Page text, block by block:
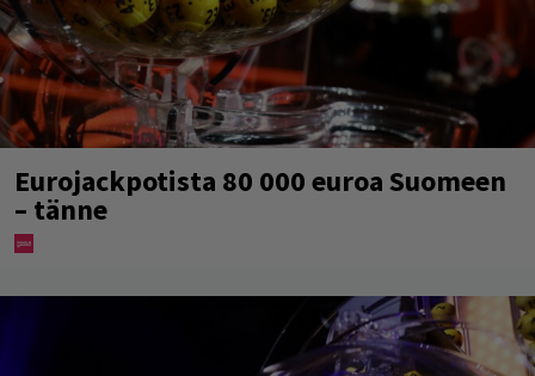
Eurojackpotista 80 000 euroa Suomeen
– tänne